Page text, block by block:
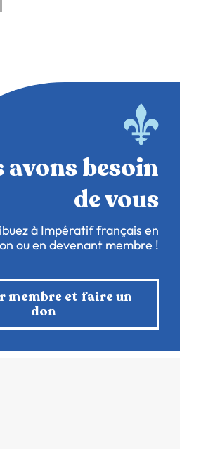
avons besoin
de vous
à Impératif français en
ou en devenant membre !
membre et faire un
don